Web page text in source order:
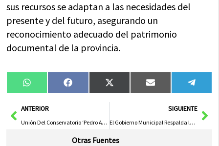
sus recursos se adaptan a las necesidades del
presente y del futuro, asegurando un
reconocimiento adecuado del patrimonio
documental de la provincia.
Compartir
en
WhatsAppCompartir
en
FacebookCompartir
en
X
(Twitter)
Compartir
en
Email
en
AntANTERIOR
Unión Del Conservatorio ‘Pedro Aranaz’ Al Consorcio Erasmus+ VET Para Movilidad Educativa
SIGUIENTE
El Gobierno Municipal Respalda la Permanencia del Hospital Virgen del Valle
Otras Fuentes